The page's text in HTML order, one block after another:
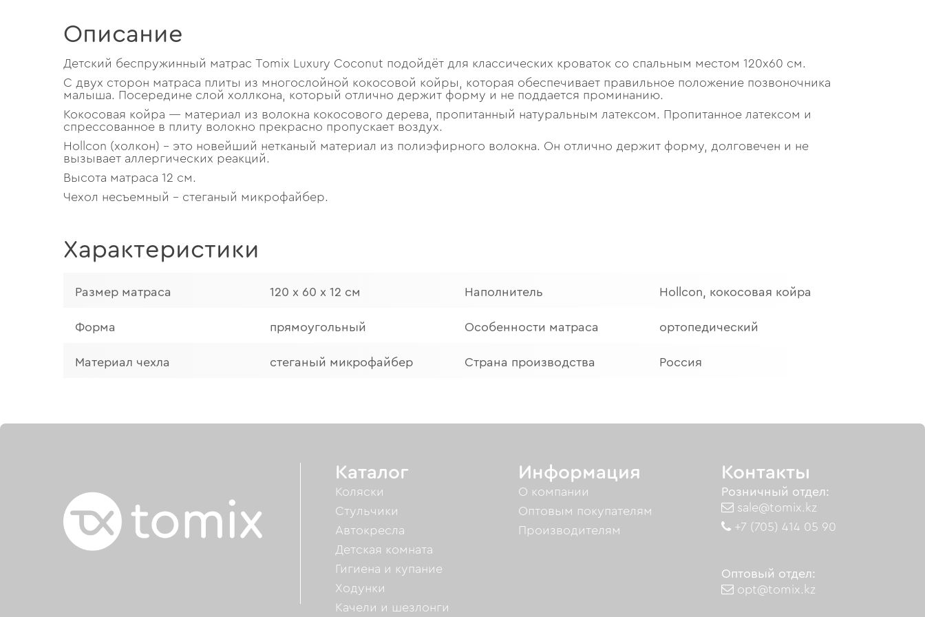
Описание
Детский беспружинный матрас Tomix Luxury Coconut подойдёт для классических кроваток со спальным местом 120х60 см.
С двух сторон матраса плиты из многослойной кокосовой койры, которая обеспечивает правильное положение позвоночника
малыша. Посередине слой холлкона, который отлично держит форму и не поддается проминанию.
Кокосовая койра — материал из волокна кокосового дерева, пропитанный натуральным латексом. Пропитанное латексом и
спрессованное в плиту волокно прекрасно пропускает воздух.
Hollcon (холкон) – это новейший нетканый материал из полиэфирного волокна. Он отлично держит форму, долговечен и не
вызывает аллергических реакций.
Высота матраса 12 см.
Чехол несъемный – стеганый микрофайбер.
Характеристики
Размер матраса 120 х 60 х 12 см Наполнитель Hollcon, кокосовая койра
Форма прямоугольный Особенности матраса ортопедический
Материал чехла стеганый микрофайбер Страна производства Россия
Каталог
Коляски
Стульчики
Автокресла
Детская комната
Гигиена и купание
Ходунки
Качели и шезлонги
Информация
О компании
Оптовым покупателям
Производителям
Контакты
Розничный отдел:
sale@tomix.kz
+7 (705) 414 05 90
Оптовый отдел:
opt@tomix.kz